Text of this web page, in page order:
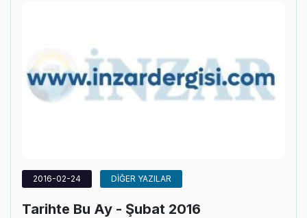
2016-02-24 DİĞER YAZILAR
Tarihte Bu Ay - Şubat 2016